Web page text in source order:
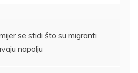
se stidi što su migranti
napolju